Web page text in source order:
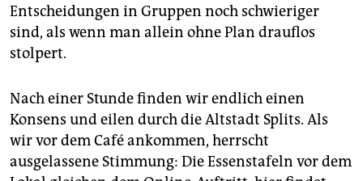
Entscheidungen in Gruppen noch schwieriger
sind, als wenn man allein ohne Plan drauflos
stolpert.
Nach einer Stunde finden wir endlich einen
Konsens und eilen durch die Altstadt Splits. Als
wir vor dem Café ankommen, herrscht
ausgelassene Stimmung: Die Essenstafeln vor dem